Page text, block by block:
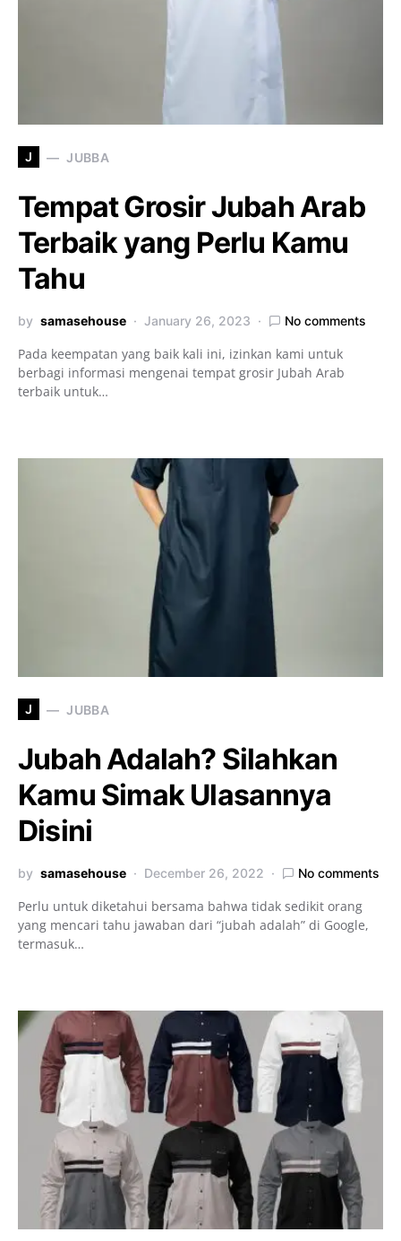
J JUBBA
Tempat Grosir Jubah Arab
Terbaik yang Perlu Kamu
Tahu
by samasehouse January 26, 2023 No comments
Pada keempatan yang baik kali ini, izinkan kami untuk
berbagi informasi mengenai tempat grosir Jubah Arab
terbaik untuk…
J JUBBA
Jubah Adalah? Silahkan
Kamu Simak Ulasannya
Disini
by samasehouse December 26, 2022 No comments
Perlu untuk diketahui bersama bahwa tidak sedikit orang
yang mencari tahu jawaban dari “jubah adalah” di Google,
termasuk…